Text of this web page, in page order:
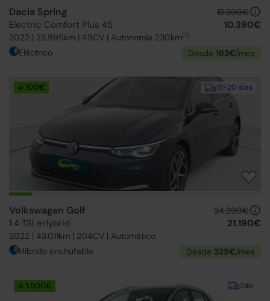
Dacia Spring
Electric Comfort Plus 45
2022 | 23.995km | 45CV | Autonomía 230km(1)
12.390€
10.390€
Eléctrico Desde 163€/mes
15-20 días
↓ 100€
Volkswagen Golf
1.4 TSI eHybrid
2022 | 43.011km | 204CV | Automático
24.290€
21.190€
Híbrido enchufable Desde 325€/mes
24h
↓ 1.500€